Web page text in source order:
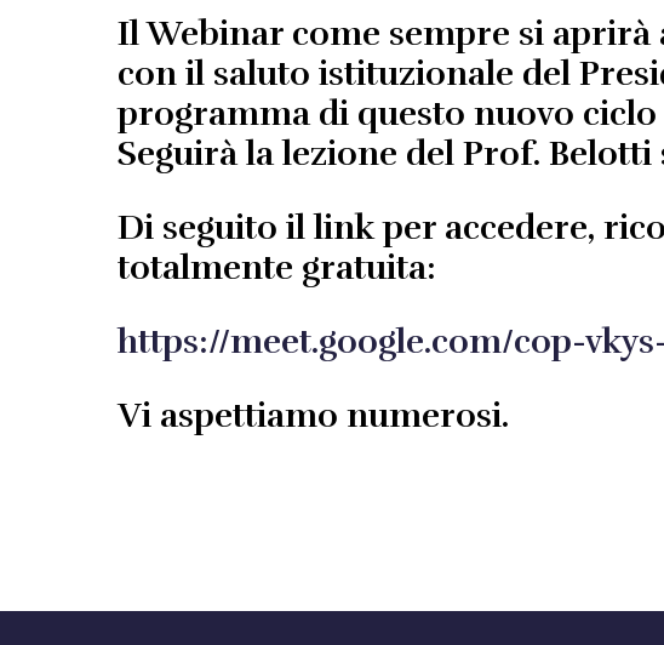
Il Webinar come sempre si aprirà
con il saluto istituzionale del
programma di questo nuovo
Seguirà la lezione del Prof. Belotti
Di seguito il link per accedere,
totalmente gratuita:
https://meet.google.com/cop-
Vi aspettiamo numerosi.